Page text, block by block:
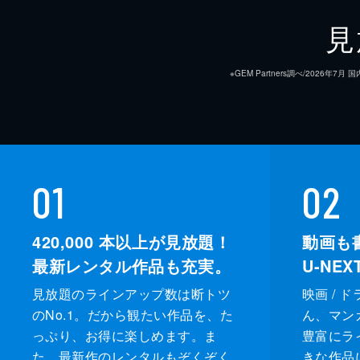
※GEM Partners調べ/2026年7⽉ 国
01
420,000 本以上が見放題！
最新レンタル作品も充実。
見放題のラインアップ数は断トツ
のNo.1。だから観たい作品を、た
っぷり、お得に楽しめます。ま
02
動画も
U-
映画 / ド
ん、マン
豊富にラ